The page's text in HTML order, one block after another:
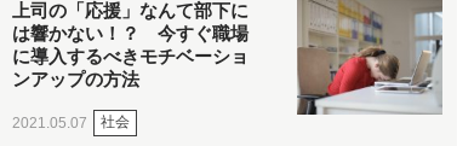
上司の「応援」なんて部下に
は響かない！？ 今すぐ職場
に導入するべきモチベーショ
ンアップの方法
2021.05.07 社会